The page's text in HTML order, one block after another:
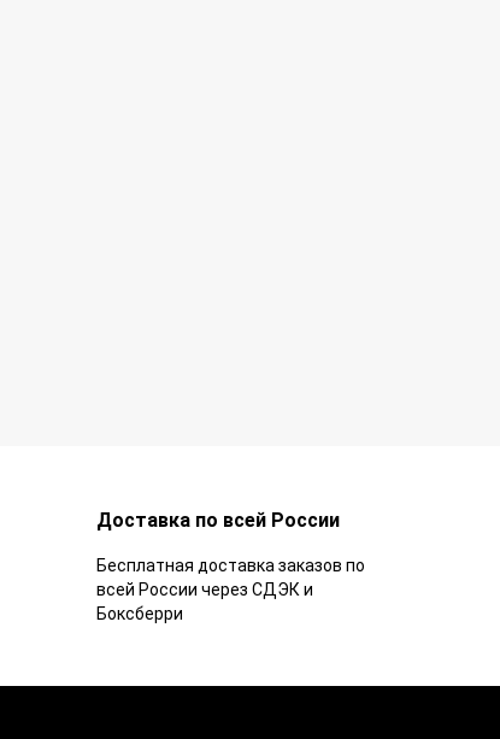
Доставка по всей России
Бесплатная доставка заказов по
всей России через СДЭК и
Боксберри